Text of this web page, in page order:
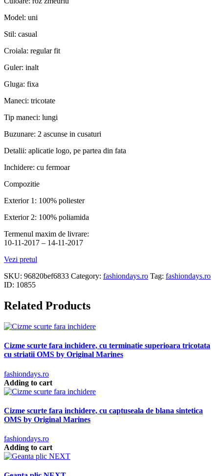
Model: uni
Stil: casual
Croiala: regular fit
Guler: inalt
Gluga: fixa
Maneci: tricotate
Tip maneci: lungi
Buzunare: 2 ascunse in cusaturi
Detalii: aplicatie logo, pe partea din fata
Inchidere: cu fermoar
Compozitie
Exterior 1: 100% poliester
Exterior 2: 100% poliamida
Termenul maxim de livrare:
10-11-2017 – 14-11-2017
Vezi pretul
SKU: 96820bef6833 Category: fashiondays.ro Tag: fashiondays.ro
ID: 10855
Related Products
Cizme scurte fara inchidere, cu terminatie superioara tricotata
cu striatii OMS by Original Marines
fashiondays.ro
Adding to cart
Cizme scurte fara inchidere, cu captuseala de blana sintetica
OMS by Original Marines
fashiondays.ro
Adding to cart